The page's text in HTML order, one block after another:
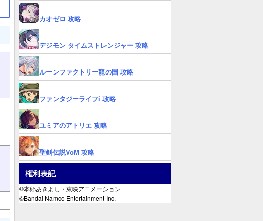
カオゼロ 攻略
デジモン タイムストレンジャー 攻略
ルーンファクトリー龍の国 攻略
ファンタジーライフi 攻略
ユミアのアトリエ 攻略
聖剣伝説VoM 攻略
権利表記
©本郷あきよし・東映アニメーション
©Bandai Namco Entertainment Inc.